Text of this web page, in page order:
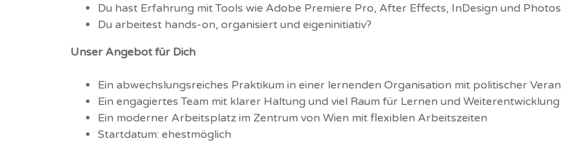
Du hast Erfahrung mit Tools wie Adobe Premiere Pro, After Effects, InDesign und
Du arbeitest hands-on, organisiert und eigeninitiativ?
Unser Angebot für Dich
Ein abwechslungsreiches Praktikum in einer lernenden Organisation mit politischer
Ein engagiertes Team mit klarer Haltung und viel Raum für Lernen und Weiterentwicklung
Ein moderner Arbeitsplatz im Zentrum von Wien mit flexiblen Arbeitszeiten
Startdatum: ehestmöglich